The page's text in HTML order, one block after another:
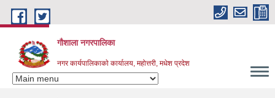
Skip to main content
गौशाला नगरपालिका
नगर कार्यपालिकाकाे कार्यालय, महोत्तरी, मधेश प्रदेश